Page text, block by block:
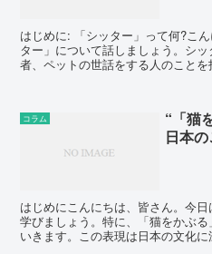
はじめに: 「シッター」って何?こ
ター」について話しましょう。シ
者、ペットの世話をする人のこと
コラム
“「猫
日本
はじめにこんにちは、皆さん。今
学びましょう。特に、「猫をかぶ
いきます。この表現は日本の文化